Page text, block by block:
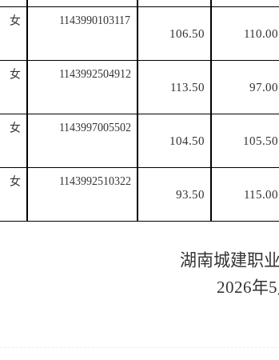
女 1143990103117
106.50 110.00
女 1143992504912
113.50 97.00
女 1143997005502
104.50 105.50
女 1143992510322
93.50 115.00
湖南城建职
2026年5